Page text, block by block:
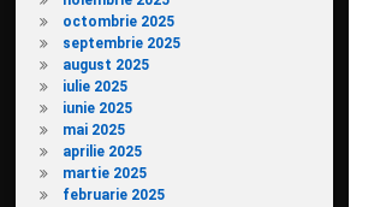
octombrie 2025
septembrie 2025
august 2025
iulie 2025
iunie 2025
mai 2025
aprilie 2025
martie 2025
februarie 2025